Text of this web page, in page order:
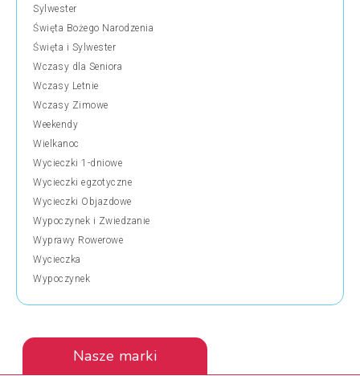
Sylwester
Święta Bożego Narodzenia
Święta i Sylwester
Wczasy dla Seniora
Wczasy Letnie
Wczasy Zimowe
Weekendy
Wielkanoc
Wycieczki 1-dniowe
Wycieczki egzotyczne
Wycieczki Objazdowe
Wypoczynek i Zwiedzanie
Wyprawy Rowerowe
Wycieczka
Wypoczynek
Nasze marki